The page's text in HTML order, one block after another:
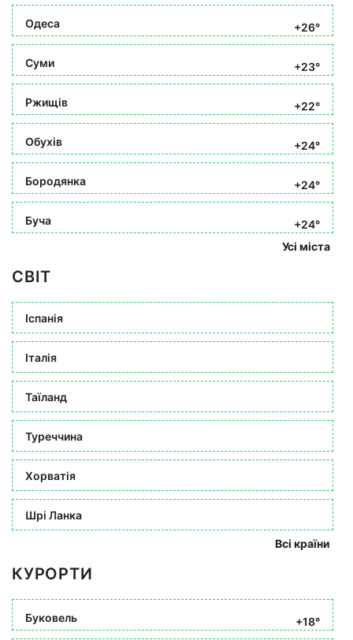
Одеса +26°
Суми +23°
Ржищів +22°
Обухів +24°
Бородянка +24°
Буча
+24°
Усі міста
СВІТ
Іспанія
Італія
Таїланд
Туреччина
Хорватія
Шрі Ланка
Всі країни
КУРОРТИ
Буковель +18°